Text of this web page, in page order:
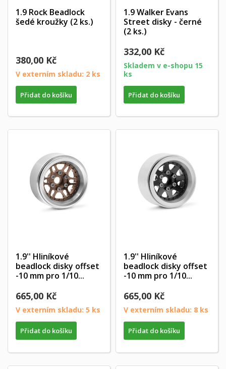
1.9 Rock Beadlock
šedé kroužky (2 ks.)
380,00 Kč
V externím skladu: 2 ks
Přidat do košíku
1.9 Walker Evans
Street disky - černé
(2 ks.)
332,00 Kč
Skladem v e-shopu 15
ks
Přidat do košíku
1.9'' Hliníkové
beadlock disky offset
-10 mm pro 1/10...
665,00 Kč
V externím skladu: 5 ks
Přidat do košíku
1.9'' Hliníkové
beadlock disky offset
-10 mm pro 1/10...
665,00 Kč
V externím skladu: 8 ks
Přidat do košíku